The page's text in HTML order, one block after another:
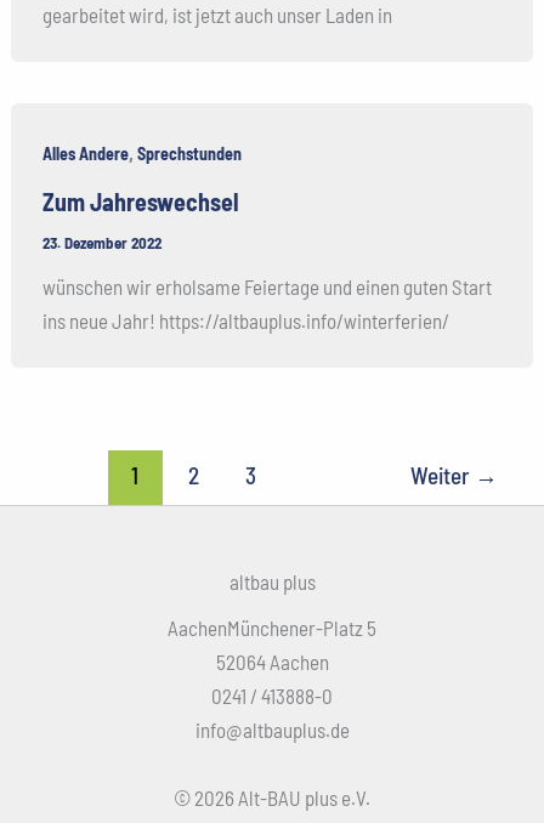
gearbeitet wird, ist jetzt auch unser Laden in
Alles Andere, Sprechstunden
Zum Jahreswechsel
23. Dezember 2022
wünschen wir erholsame Feiertage und einen guten Start
ins neue Jahr! https://altbauplus.info/winterferien/
1 2 3 Weiter →
altbau plus
AachenMünchener-Platz 5
52064 Aachen
0241 / 413888-0
info@altbauplus.de
© 2026 Alt-BAU plus e.V.